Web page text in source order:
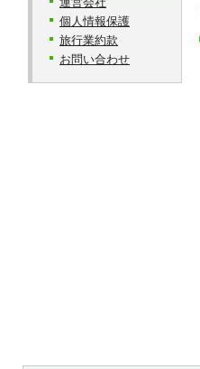
個人情報保護
旅行業約款
お問い合わせ